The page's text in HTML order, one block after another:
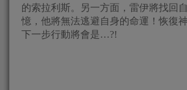
的索拉利斯。另一方面，雷伊將找回
憶，他將無法逃避自身的命運！恢復
下一步行動將會是…?!